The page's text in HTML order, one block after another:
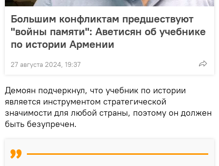
Большим конфликтам предшествуют
"войны памяти": Аветисян об учебнике
по истории Армении
27 августа 2024, 19:37
Демоян подчеркнул, что учебник по истории
является инструментом стратегической
значимости для любой страны, поэтому он должен
быть безупречен.